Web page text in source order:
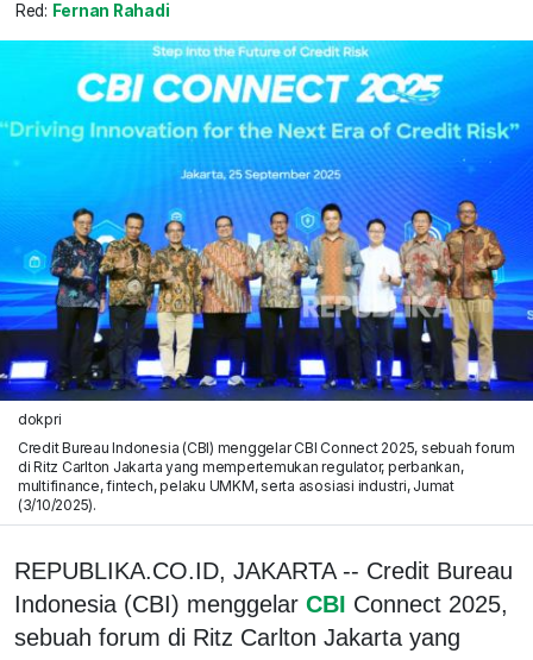
Red: Fernan Rahadi
dokpri
Credit Bureau Indonesia (CBI) menggelar CBI Connect 2025, sebuah forum
di Ritz Carlton Jakarta yang mempertemukan regulator, perbankan,
multifinance, fintech, pelaku UMKM, serta asosiasi industri, Jumat
(3/10/2025).
REPUBLIKA.CO.ID, JAKARTA -- Credit Bureau
Indonesia (CBI) menggelar CBI Connect 2025,
sebuah forum di Ritz Carlton Jakarta yang